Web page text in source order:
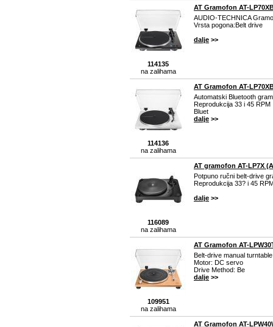
114135
na zalihama
AT Gramofon AT-
AUDIO-TECHNICA
Vrsta pogona:Belt drive
dalje >>
114136
na zalihama
AT Gramofon AT-
Automatski Bluetooth
Reprodukcija 33 i 45 RPM
Bluet
dalje >>
116089
na zalihama
AT gramofon AT-LP7X
Potpuno ručni belt-drive
Reprodukcija 33? i 45
dalje >>
109951
na zalihama
AT Gramofon AT-
Belt-drive manual turntable
Motor: DC servo
Drive Method: Be
dalje >>
AT Gramofon AT-